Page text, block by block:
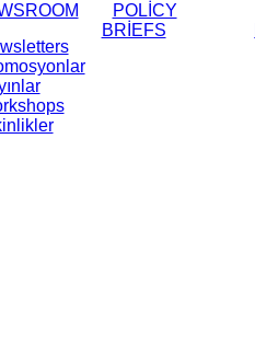
POLICY
BRIEFS